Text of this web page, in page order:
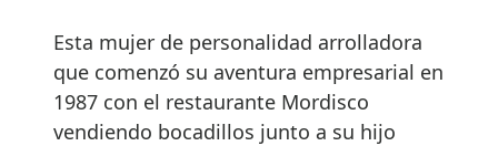
Esta mujer de personalidad arrolladora
que comenzó su aventura empresarial en
1987 con el restaurante Mordisco
vendiendo bocadillos junto a su hijo